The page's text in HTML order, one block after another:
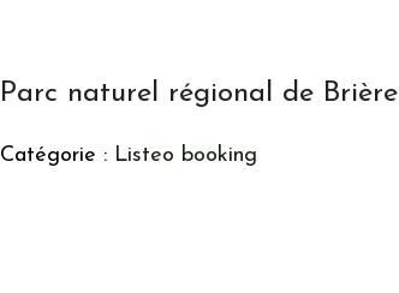
Parc naturel régional de Brière
Catégorie : Listeo booking